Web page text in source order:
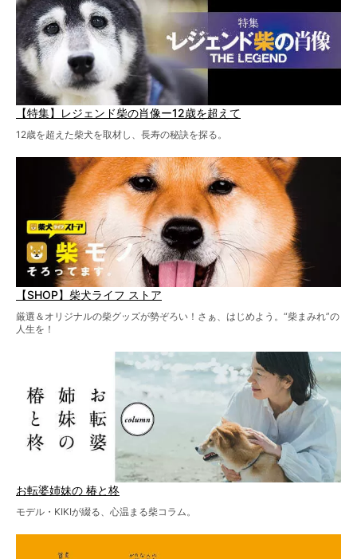
【特集】レジェンド柴の肖像ー12歳を超えて
12歳を超えた柴犬を取材し、長寿の秘訣を探る。
【SHOP】柴犬ライフ ストア
厳選＆オリジナルの柴グッズが勢ぞろい！さぁ、はじめよう。“柴まみれ”の
人生を！
お転婆姉妹の 椿と柊
モデル・KIKIが綴る、心温まる柴コラム。